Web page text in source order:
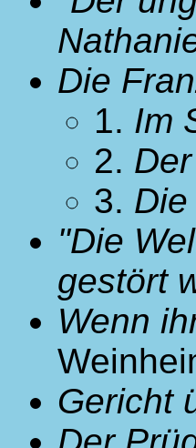
Die
1. Im
2.
3.
"Die
gestört
Wenn
Gericht